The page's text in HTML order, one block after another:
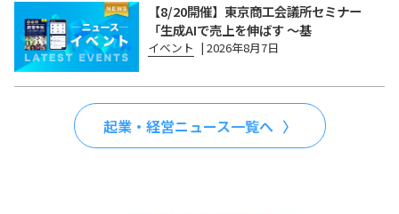
【8/20開催】東京商工会議所セミナー
「生成AIで売上を伸ばす 〜基
イベント | 2026年8月7日
起業・経営ニュース一覧へ